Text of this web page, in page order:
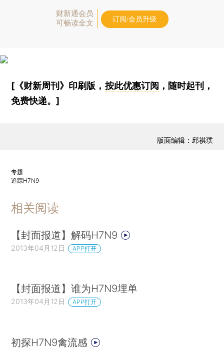
财新通会员
可畅读全文
订阅/会员升级
[《财新周刊》印刷版， 按此优惠订阅 ，随时起刊，
免费快递。]
版面编辑：邱祺璞
专题
追踪H7N9
相关阅读
【封面报道】解码H7N9
2013年04月12日 APP打开
【封面报道】谁为H7N9埋单
2013年04月12日 APP打开
初探H7N9禽流感